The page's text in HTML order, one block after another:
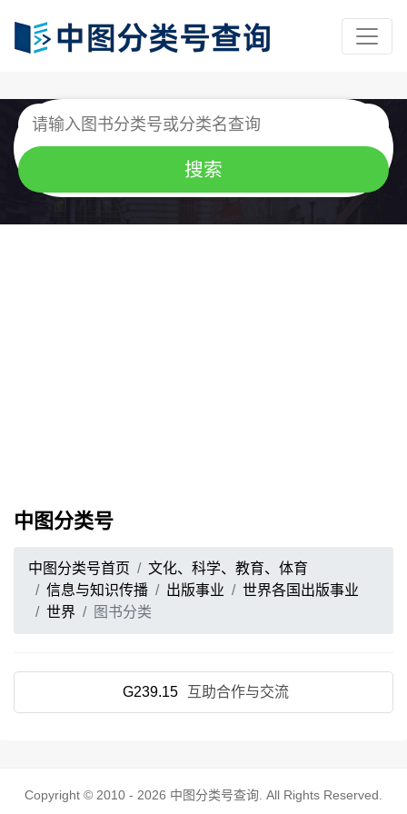
中图分类号
中图分类号首页
文化、科学、教育、体育
信息与知识传播
出版事业
世界各国出版事业
世界
图书分类
G239.15 互助合作与交流
Copyright © 2010 - 2026 中图分类号查询 . All Rights Reserved.